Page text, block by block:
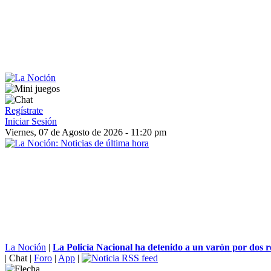
Regístrate
Iniciar Sesión
Viernes, 07 de Agosto de 2026 - 11:20 pm
La Noción | La Policía Nacional ha detenido a un varón por dos
| Chat | Foro | App |